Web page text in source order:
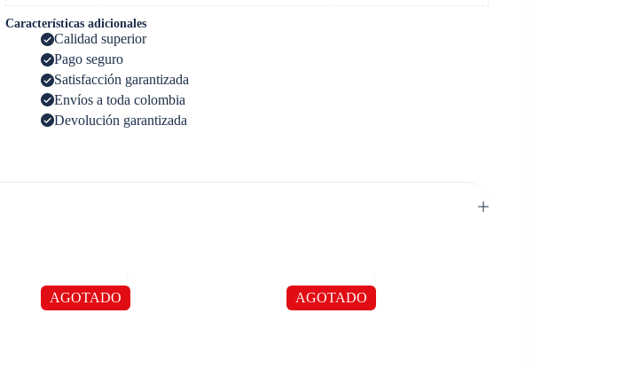
Características adicionales
Calidad superior
Pago seguro
Satisfacción garantizada
Envíos a toda colombia
Devolución garantizada
AGOTADO AGOTADO